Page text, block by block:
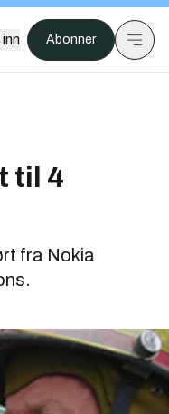
Abonner
til 4
fra Nokia